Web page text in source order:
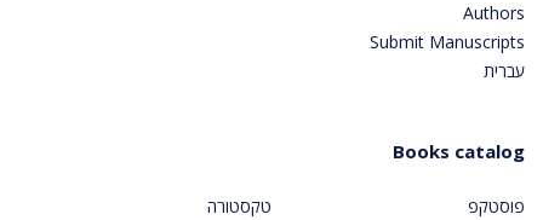
Authors
Submit Manuscripts
עברית
Books catalog
פוסטקפ
טקסטורה